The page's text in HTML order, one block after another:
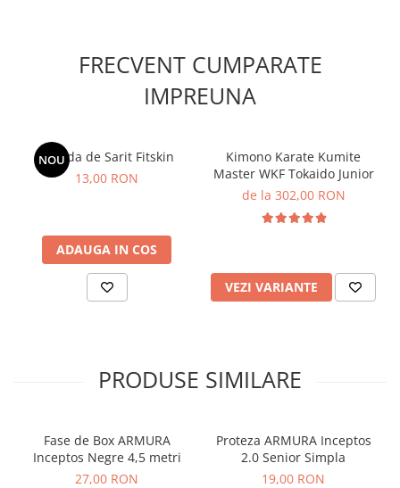
FRECVENT CUMPARATE
IMPREUNA
NOU
Coarda de Sarit Fitskin
13,00 RON
ADAUGA IN COS
Kimono Karate Kumite
Master WKF Tokaido Junior
de la 302,00 RON
VEZI VARIANTE
PRODUSE SIMILARE
Fase de Box ARMURA
Inceptos Negre 4,5 metri
27,00 RON
Proteza ARMURA Inceptos
2.0 Senior Simpla
19,00 RON